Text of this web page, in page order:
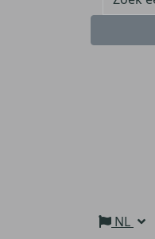
NL